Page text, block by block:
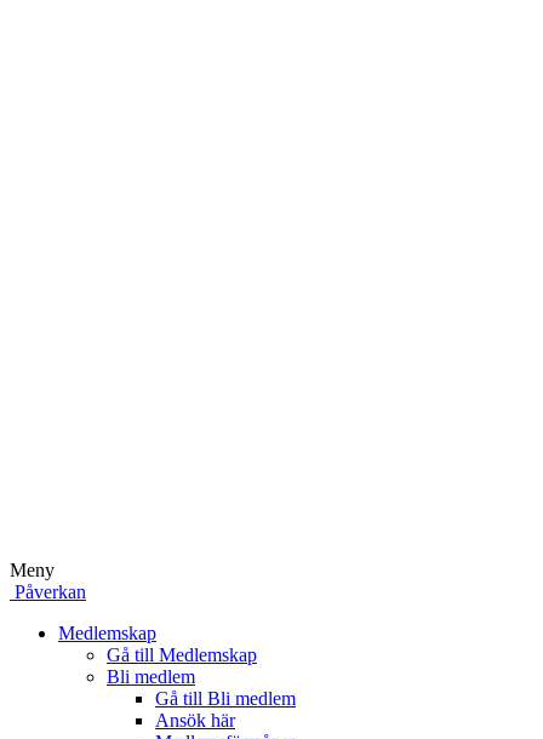
Meny
Påverkan
Medlemskap
Gå till Medlemskap
Bli medlem
Gå till Bli medlem
Ansök här